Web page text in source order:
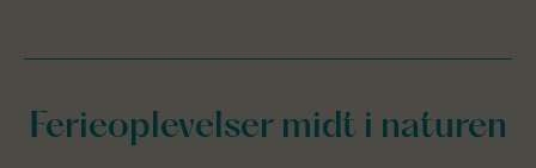
Ferieoplevelser midt i naturen